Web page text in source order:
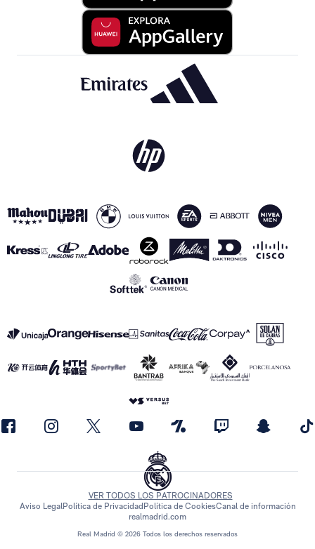
Real Madrid © 2026 Todos los derechos reservados
VER TODOS LOS PATROCINADORES
Aviso LegalPolítica de Privacidad Política de CookiesCanal de información
realmadrid.com